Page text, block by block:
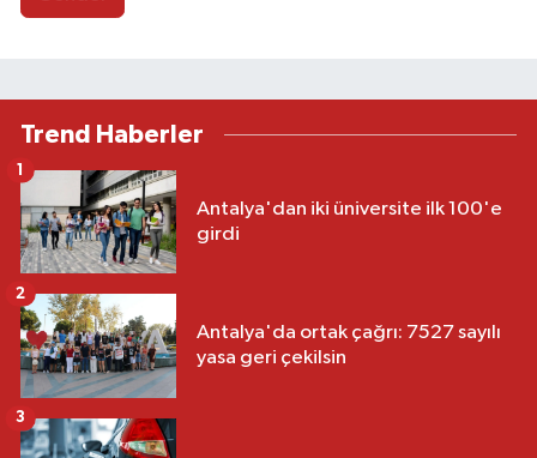
Trend Haberler
Antalya'dan iki üniversite ilk 100'e
girdi
1
Antalya'da ortak çağrı: 7527 sayılı
yasa geri çekilsin
2
3